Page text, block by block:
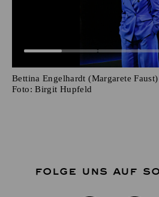
Bettina Engelhardt (Margarete Faust)
Foto: Birgit Hupfeld
FOLGE UNS AUF